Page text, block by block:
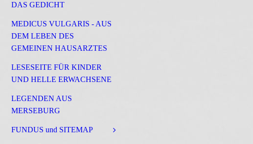
DAS GEDICHT
MEDICUS VULGARIS - AUS
DEM LEBEN DES
GEMEINEN HAUSARZTES
LESESEITE FÜR KINDER
UND HELLE ERWACHSENE
LEGENDEN AUS
MERSEBURG
FUNDUS und SITEMAP